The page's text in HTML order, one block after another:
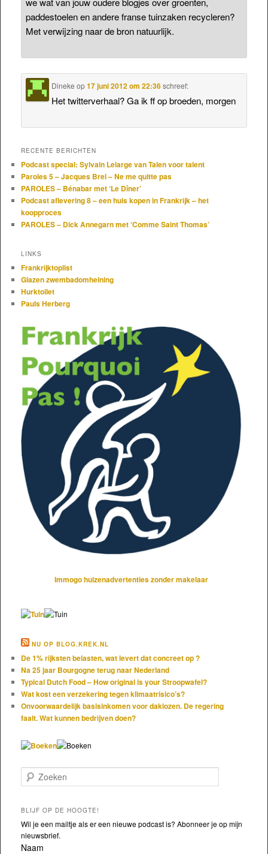
paddestoelen en andere franse tuinzaken recycleren?
Met verwijzing naar de bron natuurlijk.
Dineke op17 juni 2012 om 22:36 schreef:
Het twitterverhaal? Ga ik ff op broeden, morgen
RECENTE BERICHTEN
Podcast special: Sylvain Lelarge van Talen voor talent
Paroles 5 – Jacques Brel – Ne me quitte pas
PAROLES – Bénabar met ‘Le Dîner’
Podcast aflevering 8 – een huis kopen in Frankrijk – het
koopproces
PAROLES – Dick Annegarn met ‘Comme Saint Thomas’
LINKS
Frankrijktoplist
Glazen zwembadomheining
Hurktoilet
Pauls Herberg
Immogo huizenadvertenties zonder makelaar
NU OP BLOG.KREK.NL
De 1% rijksten belasten, wat levert dat concreet op ?
Na 25 jaar Bourgogne terug naar Nederland
Typical Dutch Food – How original is your Stroopwafel?
Wat kost een verzekering tegen klimaatrisico’s?
Onvoorwaardelijk basisinkomen voor daklozen. De regering
faalt. Wat kunnen bedrijven doen?
Zoeken
BLIJF OP DE HOOGTE!
Wil je een mailtje als er een nieuwe podcast is? Abonneer je op mijn
nieuwsbrief.
Naam